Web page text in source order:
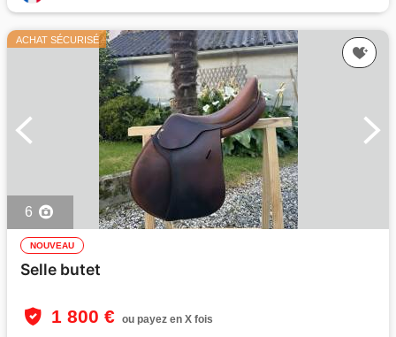
ACHAT SÉCURISÉ
6
NOUVEAU
Selle butet
1 800 € ou payez en X fois